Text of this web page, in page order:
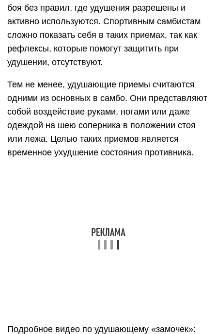
боя без правил, где удушения разрешены и
активно используются. Спортивным самбистам
сложно показать себя в таких приемах, так как
рефлексы, которые помогут защитить при
удушении, отсутствуют.
Тем не менее, удушающие приемы считаются
одними из основных в самбо. Они представляют
собой воздействие руками, ногами или даже
одеждой на шею соперника в положении стоя
или лежа. Целью таких приемов является
временное ухудшение состояния противника.
Подробное видео по удушающему «замочек»: